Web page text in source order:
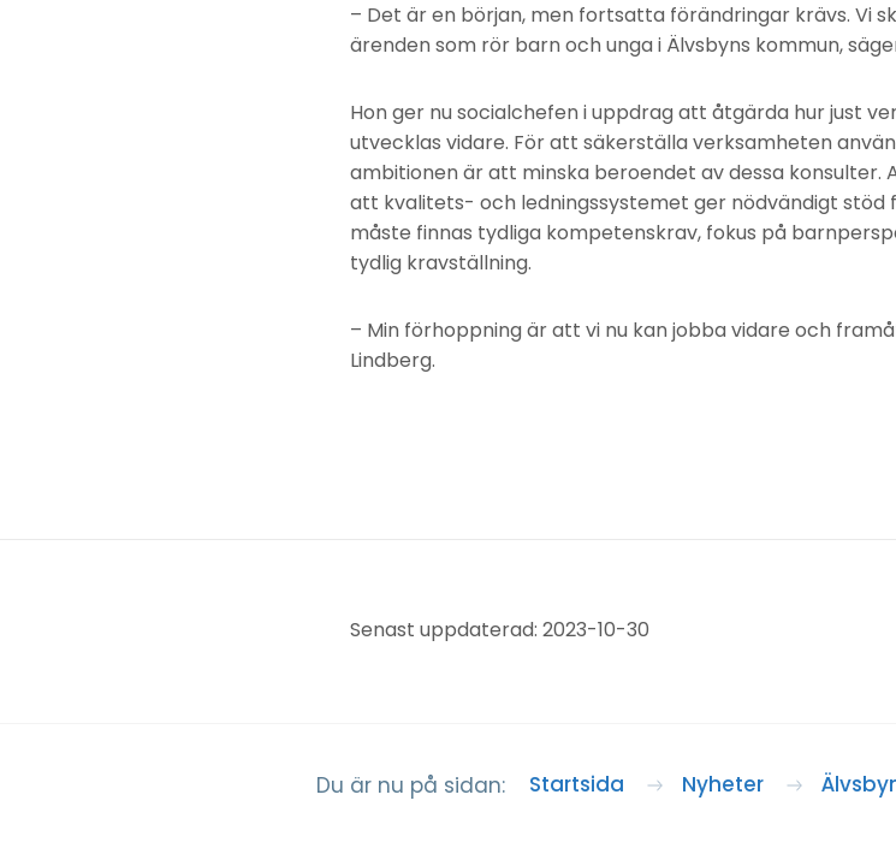
– Det är en början, men fortsatta förändringar krävs. Vi
ärenden som rör barn och unga i Älvsbyns kommun,
Hon ger nu socialchefen i uppdrag att åtgärda hur just
utvecklas vidare. För att säkerställa verksamheten
ambitionen är att minska beroendet av dessa konsulter.
att kvalitets- och ledningssystemet ger nödvändigt stöd
måste finnas tydliga kompetenskrav, fokus på
tydlig kravställning.
– Min förhoppning är att vi nu kan jobba vidare och
Lindberg.
Senast uppdaterad: 2023-10-30
Du är nu på sidan: Startsida Nyheter